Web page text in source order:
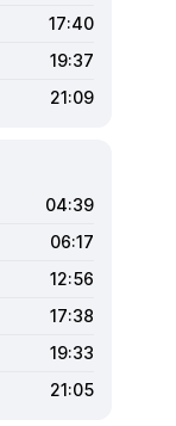
17:40
19:37
21:09
04:39
06:17
12:56
17:38
19:33
21:05